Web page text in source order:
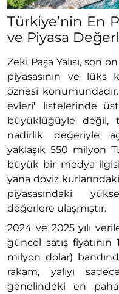
Türkiye’nin En
ve Piyasa
Zeki Paşa Yalısı, son
piyasasının ve lüks
öznesi
evleri" listelerinde üst
büyüklüğüyle
nadirlik değeriyle
yaklaşık 550 milyon
büyük bir medya
yana döviz
piyasasındaki
değerlere ulaşmıştır.
2024 ve 2025 yılı
güncel satış fiyatının
milyon dolar)
rakam, yalıyı
genelindeki en